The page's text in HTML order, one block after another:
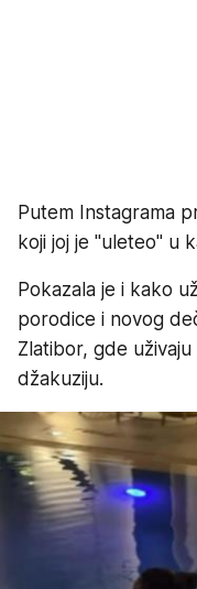
Putem Instagrama
koji joj je "uleteo" u
Pokazala je i kako
porodice i novog
Zlatibor, gde
džakuziju.